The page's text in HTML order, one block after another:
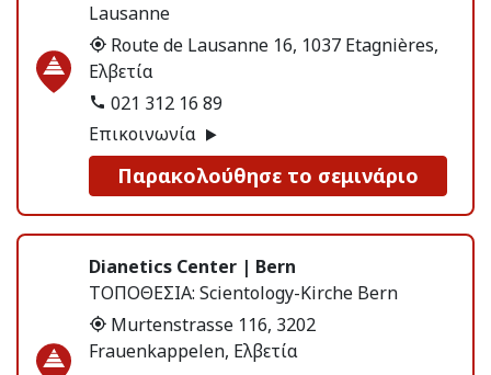
Lausanne
Route de Lausanne 16, 1037 Etagnières,
Ελβετία
021 312 16 89
Επικοινωνία
Παρακολούθησε το σεμινάριο
Dianetics Center | Bern
ΤΟΠΟΘΕΣΙΑ: Scientology-Kirche Bern
Murtenstrasse 116, 3202
Frauenkappelen, Ελβετία